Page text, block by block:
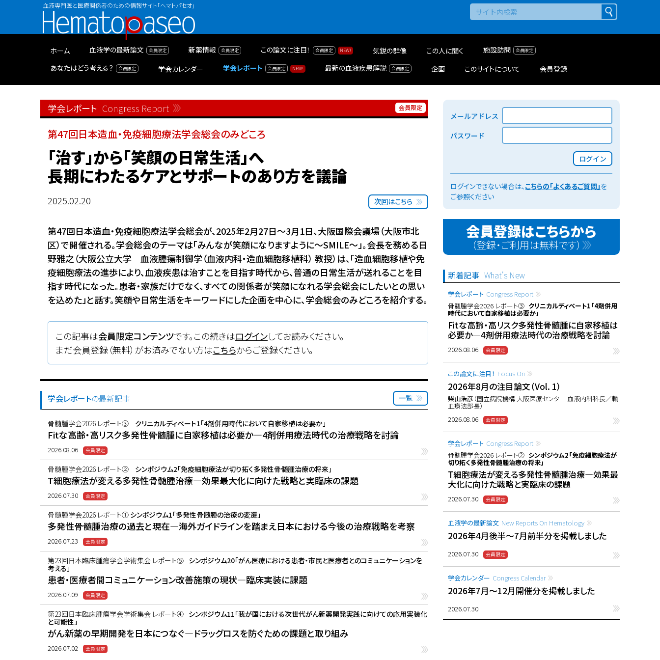
血液専門医と医療関係者のための情報サイト「ヘマトパセオ」
Hematopaseo
ホーム 血液学の最新論文 新薬情報 この論文に注目！ 気鋭の群像 この人に聞く
施設訪問
あなたはどう考える？
学会カレンダー 学会レポート 最新の血液疾患解説 企画 このサイトについて 会員登録
学会レポート Congress Report
第47回日本造血・免疫細胞療法学会総会のみどころ
「治す」から「笑顔の日常生活」へ
長期にわたるケアとサポートのあり方を議論
2025.02.20 次回はこちら
第47回日本造血・免疫細胞療法学会総会が、2025年2月27日～3月1日、大阪国際会議場（大阪市北
区）で開催される。学会総会のテーマは「みんなが笑顔になりますように〜SMILE〜」。会長を務める日
野雅之（大阪公立大学 血液腫瘍制御学（血液内科・造血細胞移植科） 教授）は、「造血細胞移植や免
疫細胞療法の進歩により、血液疾患は治すことを目指す時代から、普通の日常生活が送れることを目
指す時代になった。患者・家族だけでなく、すべての関係者が笑顔になれる学会総会にしたいとの思い
を込めた」と話す。笑顔や日常生活をキーワードにした企画を中心に、学会総会のみどころを紹介する。
この記事は会員限定コンテンツです。この続きはログインしてお読みください。
まだ会員登録（無料）がお済みでない方はこちらからご登録ください。
学会レポートの最新記事 一覧
骨髄腫学会2026 レポート③ クリニカルディベート1「4剤併用時代において自家移植は必要か」
Fitな高齢・高リスク多発性骨髄腫に自家移植は必要か―4剤併用療法時代の治療戦略を討論
2026.08.06
骨髄腫学会2026 レポート② シンポジウム2「免疫細胞療法が切り拓く多発性骨髄腫治療の将来」
T細胞療法が変える多発性骨髄腫治療―効果最大化に向けた戦略と実臨床の課題
2026.07.30
骨髄腫学会2026 レポート① シンポジウム1「多発性骨髄腫の治療の変遷」
多発性骨髄腫治療の過去と現在―海外ガイドラインを踏まえ日本における今後の治療戦略を考察
2026.07.23
第23回日本臨床腫瘍学会学術集会 レポート⑤ シンポジウム20「がん医療における患者・市民と医療者とのコミュニケーションを
考える」
患者・医療者間コミュニケーション改善施策の現状―臨床実装に課題
2026.07.09
第23回日本臨床腫瘍学会学術集会 レポート④ シンポジウム11「我が国における次世代がん新薬開発実践に向けての応用実装化
と可能性」
がん新薬の早期開発を日本につなぐ―ドラッグロスを防ぐための課題と取り組み
2026.07.02
メールアドレス
パスワード
ログイン
ログインできない場合は、こちらの「よくあるご質問」を
ご参照ください
会員登録はこちらから
（登録・ご利用は無料です）
新着記事 What's New
学会レポート Congress Report
骨髄腫学会2026 レポート③ クリニカルディベート1「4剤併用
時代において自家移植は必要か」
Fitな高齢・高リスク多発性骨髄腫に自家移植は
必要か―4剤併用療法時代の治療戦略を討論
2026.08.06
この論文に注目！ Focus On
2026年8月の注目論文（Vol. 1）
柴山浩彦（国立病院機構 大阪医療センター 血液内科科長／輸
血療法部長）
2026.08.06
学会レポート Congress Report
骨髄腫学会2026 レポート② シンポジウム2「免疫細胞療法が
切り拓く多発性骨髄腫治療の将来」
T細胞療法が変える多発性骨髄腫治療―効果最
大化に向けた戦略と実臨床の課題
2026.07.30
血液学の最新論文 New Reports On Hematology
2026年4月後半〜7月前半分を掲載しました
2026.07.30
学会カレンダー Congress Calendar
2026年7月〜12月開催分を掲載しました
2026.07.30